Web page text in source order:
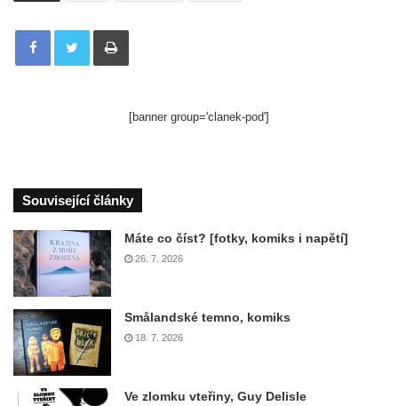
Tisknout
[banner group='clanek-pod']
Související články
Máte co číst? [fotky, komiks i napětí]
26. 7. 2026
Smålandské temno, komiks
18. 7. 2026
Ve zlomku vteřiny, Guy Delisle